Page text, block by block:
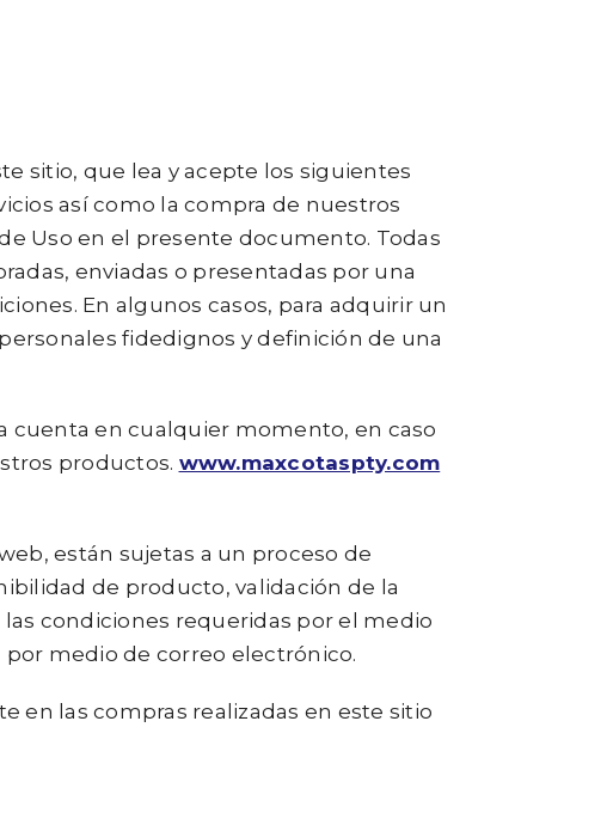
sitio, que lea y acepte los siguientes
así como la compra de nuestros
Uso en el presente documento. Todas
enviadas o presentadas por una
En algunos casos, para adquirir un
fidedignos y definición de una
cuenta en cualquier momento, en caso
productos. www.maxcotaspty.com
están sujetas a un proceso de
de producto, validación de la
condiciones requeridas por el medio
medio de correo electrónico.
en las compras realizadas en este sitio